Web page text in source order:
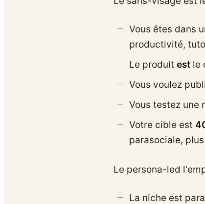
Vous êtes dans
productivité,
Le produit est le
Vous voulez
Vous testez une
Votre cible est
parasociale,
Le persona-led
La niche est